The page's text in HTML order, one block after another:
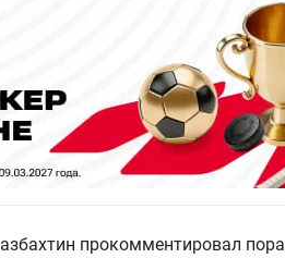
прокомментировал